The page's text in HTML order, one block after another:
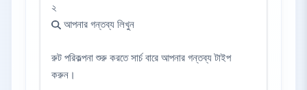
২
আপনার গন্তব্য লিখুন
রুট পরিকল্পনা শুরু করতে সার্চ বারে আপনার গন্তব্য টাইপ
করুন।